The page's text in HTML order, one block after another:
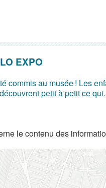
EXPO
commis au musée ! Les
petit à petit ce
le contenu des